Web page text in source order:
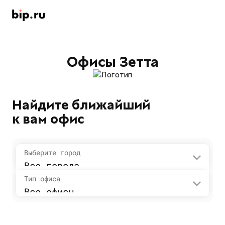
Офисы Зетта
Найдите ближайший
к вам офис
Выберите город
Все города
Тип офиса
Все офисы